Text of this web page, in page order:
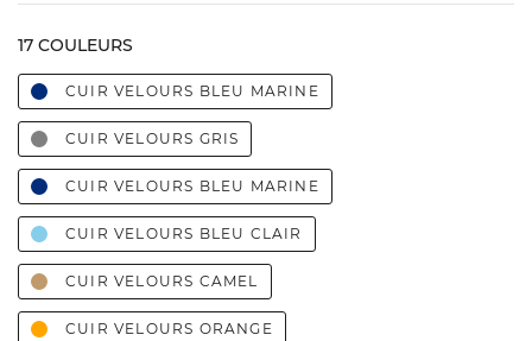
17 COULEURS
CUIR VELOURS BLEU MARINE
CUIR VELOURS GRIS
CUIR VELOURS BLEU MARINE
CUIR VELOURS BLEU CLAIR
CUIR VELOURS CAMEL
CUIR VELOURS ORANGE